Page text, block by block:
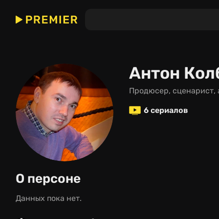
Антон
продюсер, сценарист,
6 сериалов
О персоне
Данных пока нет.